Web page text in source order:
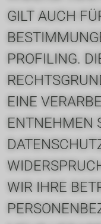
GILT AUCH
PROFILING.
EINE
ENTNEHMEN
WIR IHRE